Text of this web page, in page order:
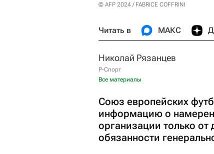
© AFP 2024 / FABRICE COFFRINI
Читать в МАКС
Николай Рязанцев
Р-Спорт
Все материалы
Союз европейских
информацию о
организации только
обязанности